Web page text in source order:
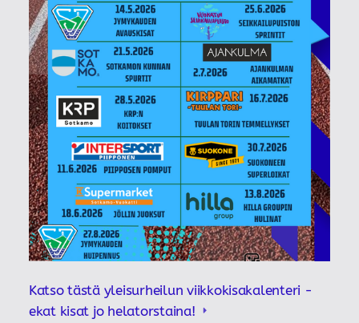
Katso tästä yleisurheilun viikkokisakalenteri -
ekat kisat jo helatorstaina!